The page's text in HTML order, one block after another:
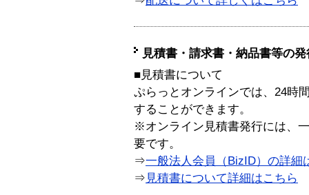
見積書・請求書・納品書等の
■見積書について
ぷらっとオンラインでは、24時
することができます。
※オンライン見積書発行には、
要です。
⇒一般法人会員（BizID）の詳細
⇒ 見積書について詳細はこちら